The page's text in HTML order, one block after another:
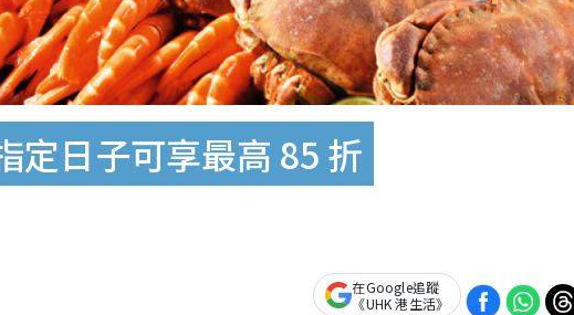
定日子可享最高 85 折
在Google追蹤
《UHK 港生活》